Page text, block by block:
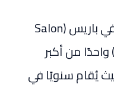
ويُعتبر المعرض الدولي للزراعة في باريس (Salon
International de l’Agriculture) واحدًا من أكبر
يُقام سنويًا في